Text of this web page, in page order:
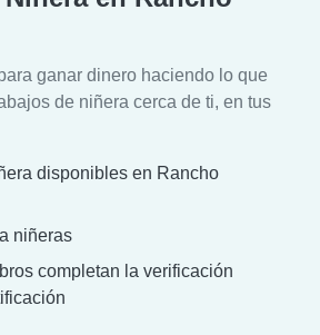
ganar dinero haciendo lo que
de niñera cerca de ti, en tus
disponibles en Rancho
niñeras
completan la verificación